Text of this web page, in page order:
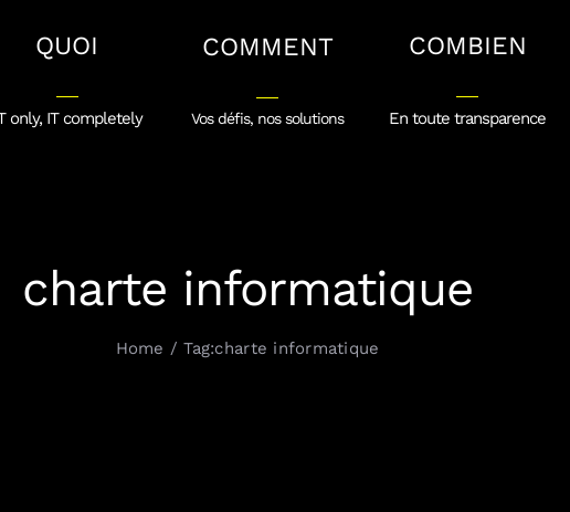
QUOI
only, IT completely
COMMENT
Vos défis, nos solutions
COMBIEN
En toute transparence
charte informatique
Home Tag:charte informatique